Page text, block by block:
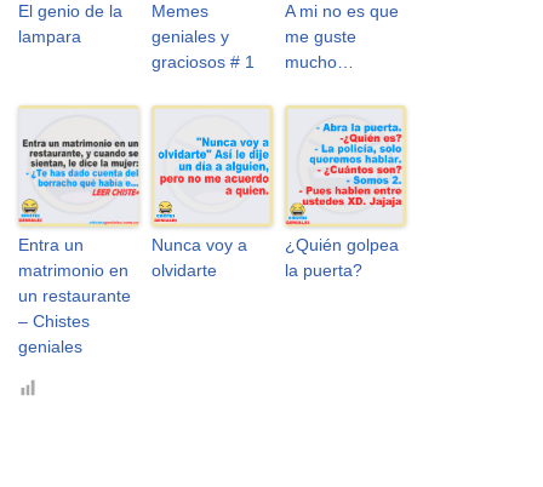
El genio de la
lampara
Memes
geniales y
graciosos # 1
A mi no es que
me guste
mucho…
Entra un
matrimonio en
un restaurante
– Chistes
geniales
Nunca voy a
olvidarte
¿Quién golpea
la puerta?